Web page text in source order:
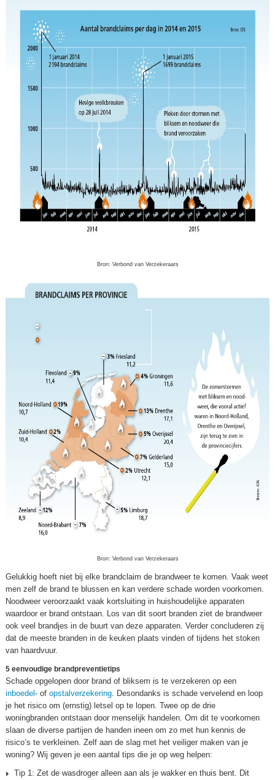
Bron: Verbond van Verzekeraars
Bron: Verbond van Verzekeraars
Gelukkig hoeft niet bij elke brandclaim de brandweer te komen. Vaak weet
men zelf de brand te blussen en kan verdere schade worden voorkomen.
Noodweer veroorzaakt vaak kortsluiting in huishoudelijke apparaten
waardoor er brand ontstaan. Los van dit soort branden ziet de brandweer
ook veel brandjes in de buurt van deze apparaten. Verder concluderen zij
dat de meeste branden in de keuken plaats vinden of tijdens het stoken
van haardvuur.
5 eenvoudige brandpreventietips
Schade opgelopen door brand of bliksem is te verzekeren op een
inboedel - of opstalverzekering. Desondanks is schade vervelend en loop
je het risico om (ernstig) letsel op te lopen. Twee op de drie
woningbranden ontstaan door menselijk handelen. Om dit te voorkomen
slaan de diverse partijen de handen ineen om zo met hun kennis de
risico’s te verkleinen. Zelf aan de slag met het veiliger maken van je
woning? Wij geven je een aantal tips die je op weg helpen:
Tip 1: Zet de wasdroger alleen aan als je wakker en thuis bent. Dit